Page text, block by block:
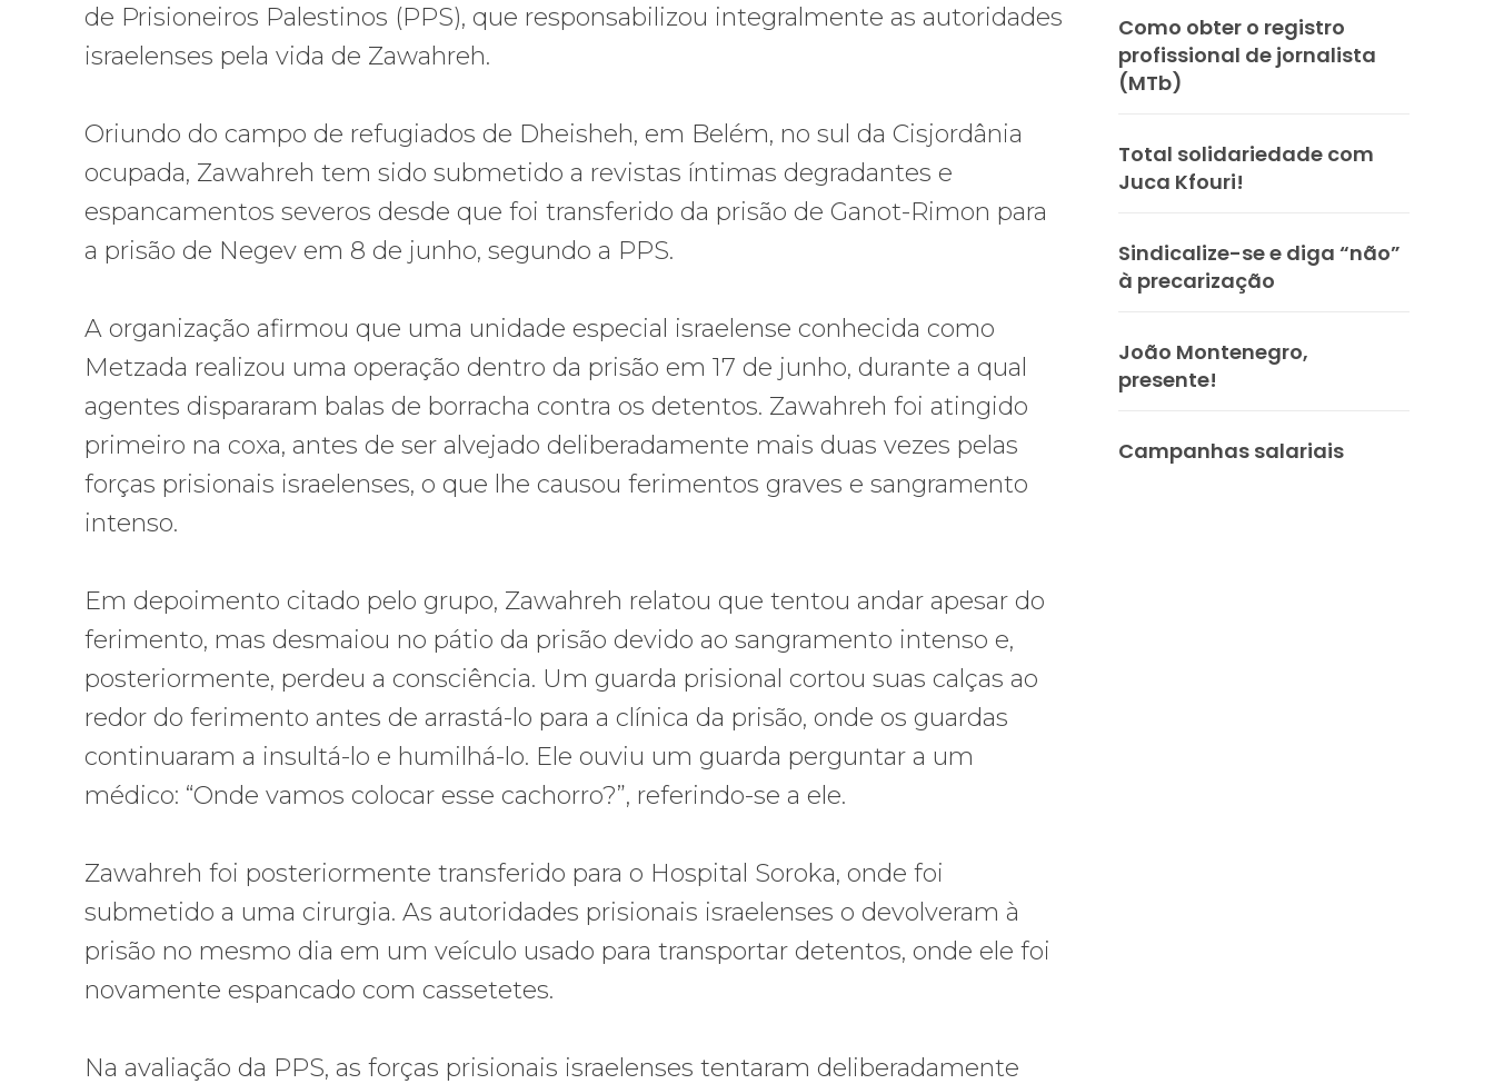
de Prisioneiros Palestinos (PPS), que responsabilizou integralmente as autoridades
israelenses pela vida de Zawahreh.
Oriundo do campo de refugiados de Dheisheh, em Belém, no sul da Cisjordânia
ocupada, Zawahreh tem sido submetido a revistas íntimas degradantes e
espancamentos severos desde que foi transferido da prisão de Ganot-Rimon para
a prisão de Negev em 8 de junho, segundo a PPS.
A organização afirmou que uma unidade especial israelense conhecida como
Metzada realizou uma operação dentro da prisão em 17 de junho, durante a qual
agentes dispararam balas de borracha contra os detentos. Zawahreh foi atingido
primeiro na coxa, antes de ser alvejado deliberadamente mais duas vezes pelas
forças prisionais israelenses, o que lhe causou ferimentos graves e sangramento
intenso.
Em depoimento citado pelo grupo, Zawahreh relatou que tentou andar apesar do
ferimento, mas desmaiou no pátio da prisão devido ao sangramento intenso e,
posteriormente, perdeu a consciência. Um guarda prisional cortou suas calças ao
redor do ferimento antes de arrastá-lo para a clínica da prisão, onde os guardas
continuaram a insultá-lo e humilhá-lo. Ele ouviu um guarda perguntar a um
médico: “Onde vamos colocar esse cachorro?”, referindo-se a ele.
Zawahreh foi posteriormente transferido para o Hospital Soroka, onde foi
submetido a uma cirurgia. As autoridades prisionais israelenses o devolveram à
prisão no mesmo dia em um veículo usado para transportar detentos, onde ele foi
novamente espancado com cassetetes.
Na avaliação da PPS, as forças prisionais israelenses tentaram deliberadamente
Como obter o registro
profissional de jornalista
(MTb)
Total solidariedade com
Juca Kfouri!
Sindicalize-se e diga “não”
à precarização
João Montenegro,
presente!
Campanhas salariais